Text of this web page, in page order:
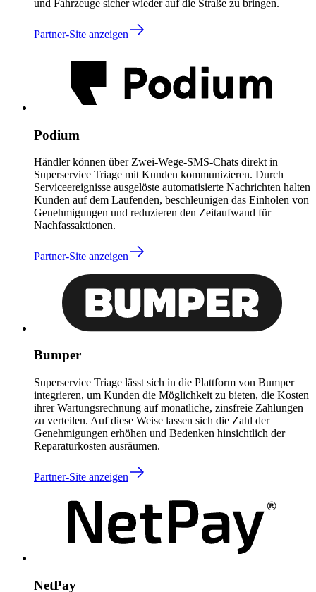
und Fahrzeuge sicher wieder auf die Straße zu bringen.
Partner-Site anzeigen
Podium
Händler können über Zwei-Wege-SMS-Chats direkt in
Superservice Triage mit Kunden kommunizieren. Durch
Serviceereignisse ausgelöste automatisierte Nachrichten halten
Kunden auf dem Laufenden, beschleunigen das Einholen von
Genehmigungen und reduzieren den Zeitaufwand für
Nachfassaktionen.
Partner-Site anzeigen
Bumper
Superservice Triage lässt sich in die Plattform von Bumper
integrieren, um Kunden die Möglichkeit zu bieten, die Kosten
ihrer Wartungsrechnung auf monatliche, zinsfreie Zahlungen
zu verteilen. Auf diese Weise lassen sich die Zahl der
Genehmigungen erhöhen und Bedenken hinsichtlich der
Reparaturkosten ausräumen.
Partner-Site anzeigen
NetPay